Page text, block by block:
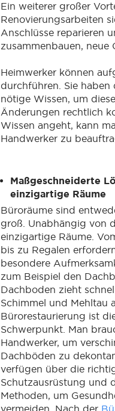
Ein weiterer großer
Renovierungsarbeiten
Anschlüsse reparieren
zusammenbauen, neue
Heimwerker können
durchführen. Sie
nötige Wissen, um
Änderungen rechtlich
Wissen angeht, kann
Handwerker zu
Maßgeschneiderte
einzigartige Räume
Büroräume sind
groß. Unabhängig von
einzigartige Räume.
bis zu Regalen
besondere
zum Beispiel den
Dachboden zieht
Schimmel und Mehltau
Bürorestaurierung ist
Schwerpunkt. Man
Handwerker, um
Dachböden zu
verfügen über die
Schutzausrüstung und
Methoden, um
vermeiden. Nach der